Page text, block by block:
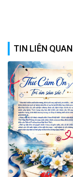
TIN LIÊN QUAN